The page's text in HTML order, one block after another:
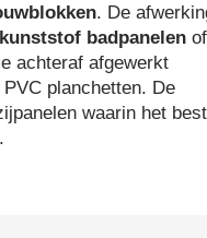
. De
kunststof badpanelen of
achteraf afgewerkt
PVC planchetten. De
waarin het best